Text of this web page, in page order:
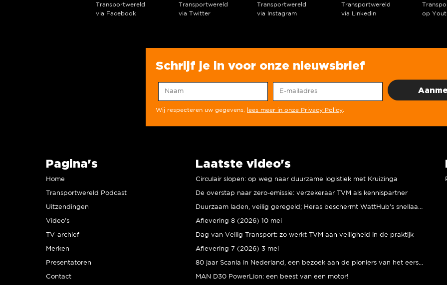
Transportwereld
via Facebook
Transportwereld
via Twitter
Transportwereld
via Instagram
Transportwereld
via Linkedin
op
Schrijf je in voor onze nieuwsbrief
Wij respecteren uw gegevens, lees meer in onze Privacy Policy
Pagina's
Home
Transportwereld Podcast
Uitzendingen
Video’s
TV-archief
Merken
Presentatoren
Contact
Laatste video's
Circulair slopen: op weg naar duurzame logistiek met Kruizinga
De overstap naar zero-emissie: verzekeraar TVM als kennispartner
Aflevering 8 (2026) 10 mei
Dag van Veilig Transport: zo werkt TVM aan veiligheid in de praktijk
Aflevering 7 (2026) 3 mei
MAN D30 PowerLion: een beest van een motor!